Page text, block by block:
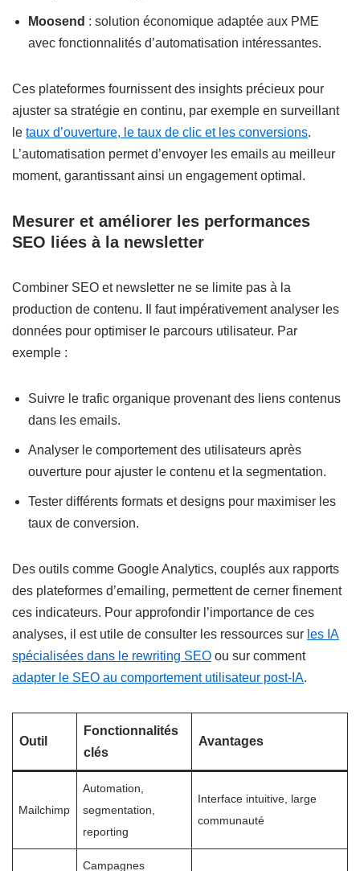
Moosend : solution économique adaptée aux PME
avec fonctionnalités d’automatisation intéressantes.
Ces plateformes fournissent des insights précieux pour
ajuster sa stratégie en continu, par exemple en surveillant
le taux d’ouverture, le taux de clic et les conversions.
L’automatisation permet d’envoyer les emails au meilleur
moment, garantissant ainsi un engagement optimal.
Mesurer et améliorer les performances
SEO liées à la newsletter
Combiner SEO et newsletter ne se limite pas à la
production de contenu. Il faut impérativement analyser les
données pour optimiser le parcours utilisateur. Par
exemple :
Suivre le trafic organique provenant des liens contenus
dans les emails.
Analyser le comportement des utilisateurs après
ouverture pour ajuster le contenu et la segmentation.
Tester différents formats et designs pour maximiser les
taux de conversion.
Des outils comme Google Analytics, couplés aux rapports
des plateformes d’emailing, permettent de cerner finement
ces indicateurs. Pour approfondir l’importance de ces
analyses, il est utile de consulter les ressources sur les IA
spécialisées dans le rewriting SEO ou sur comment
adapter le SEO au comportement utilisateur post-IA.
Outil
Fonctionnalités
clés
Avantages
Mailchimp
Automation,
segmentation,
reporting
Interface intuitive, large
communauté
Campagnes